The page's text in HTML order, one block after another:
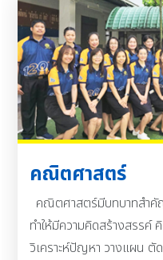
คณิตศาสตร์
คณิตศาสตร์มีบทบาทสำ
ทำให้มีความคิดสร้างสรรค์
วิเคราะห์ปัญหา วางแผน ตั